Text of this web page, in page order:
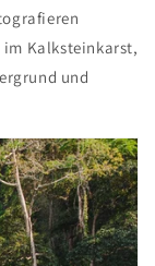
im Kalksteinkarst,
und